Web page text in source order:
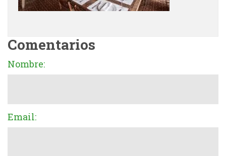
Comentarios
Nombre:
Email: